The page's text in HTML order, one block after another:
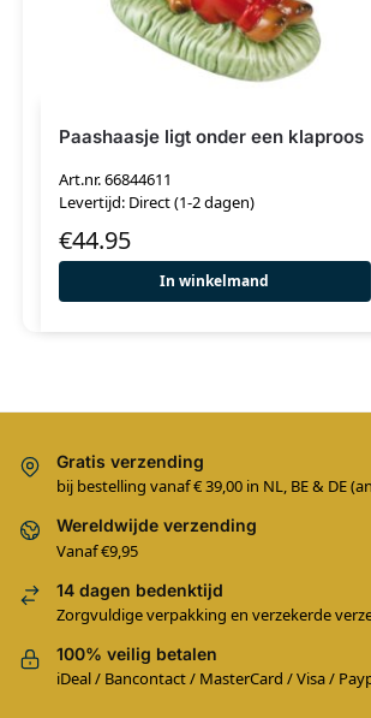
Paashaasje ligt onder een klaproos
Art.nr. 66844611
Levertijd: Direct (1-2 dagen)
€44.95
In winkelmand
Gratis verzending
bij bestelling vanaf € 39,00 in NL, BE & DE
Wereldwijde verzending
Vanaf €9,95
14 dagen bedenktijd
Zorgvuldige verpakking en verzekerde
100% veilig betalen
iDeal / Bancontact / MasterCard / Visa /